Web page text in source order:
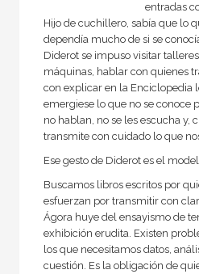
Sociedad actual
Historia de la sociología
NUESTRAS COLECCIONES
50 Aniversario
A fondo
Ágora / Teoría
Akadémica
entradas
Hijo de cuchillero, sabía que lo
dependía mucho de si se
Diderot se impuso visitar
máquinas, hablar con quienes
con explicar en la Enciclopedia
emergiese lo que no se conoce
no hablan, no se les escucha y,
transmite con cuidado lo que
Ese gesto de Diderot es el
Buscamos libros escritos por
esfuerzan por transmitir con
Ágora huye del ensayismo de
exhibición erudita. Existen
los que necesitamos datos,
cuestión. Es la obligación de